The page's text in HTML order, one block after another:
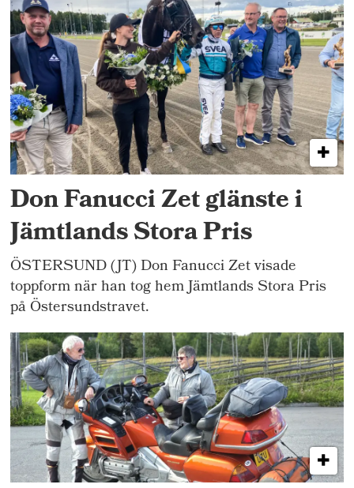
Don Fanucci Zet glänste i
Jämtlands Stora Pris
ÖSTERSUND (JT) Don Fanucci Zet visade
toppform när han tog hem Jämtlands Stora Pris
på Östersundstravet.